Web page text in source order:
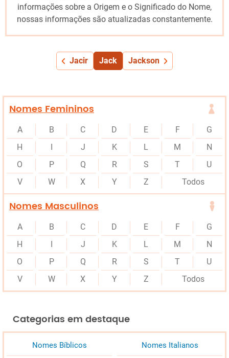
informações sobre a Origem e o Significado do Nome,
nossas informações são atualizadas constantemente.
Jacir Jack Jackson
Nomes Femininos
A B C D E F
G
H
I J K L M
N
O
P Q R S T
U
V
W X Y Z Todos
Nomes Masculinos
A B C D E F
G
H
I J K L M
N
O
P Q R S T
U
V
W X Y Z Todos
Categorias em destaque
Nomes Bíblicos Nomes Italianos